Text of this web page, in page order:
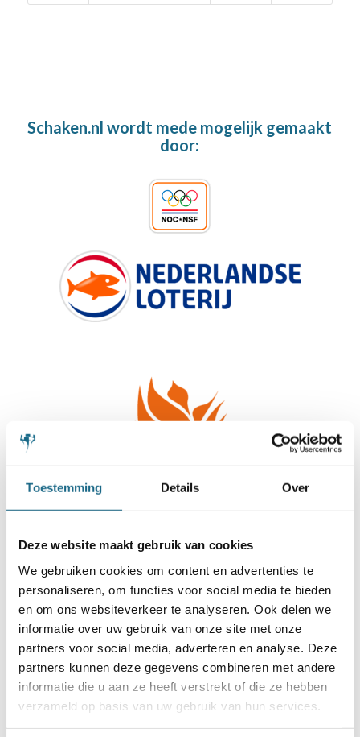
Toestemming Details Over
Deze website maakt gebruik van cookies
We gebruiken cookies om content en advertenties te
personaliseren, om functies voor social media te bieden
en om ons websiteverkeer te analyseren. Ook delen we
informatie over uw gebruik van onze site met onze
partners voor social media, adverteren en analyse. Deze
partners kunnen deze gegevens combineren met andere
informatie die u aan ze heeft verstrekt of die ze hebben
verzameld op basis van uw gebruik van hun services.
Schaken.nl wordt mede mogelijk gemaakt
door: